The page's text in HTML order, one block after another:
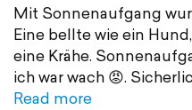
Mit Sonnenaufgang
Eine bellte wie ein
eine Krähe.
ich war wach 😡.
Read more